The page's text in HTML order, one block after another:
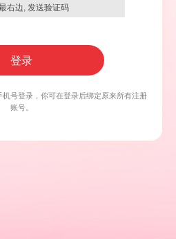
右边, 发送验证码
登录
号登录，你可在登录后绑定原来所有注册
账号。